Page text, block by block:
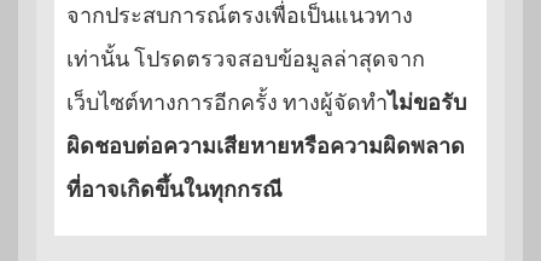
จากประสบการณ์ตรงเพื่อเป็นแนวทาง
เท่านั้น โปรดตรวจสอบข้อมูลล่าสุดจาก
เว็บไซต์ทางการอีกครั้ง ทางผู้จัดทำไม่ขอรับ
ผิดชอบต่อความเสียหายหรือความผิดพลาด
ที่อาจเกิดขึ้นในทุกกรณี